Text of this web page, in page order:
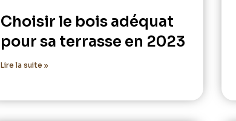
Choisir le bois adéquat
pour sa terrasse en 2023
Lire la suite »